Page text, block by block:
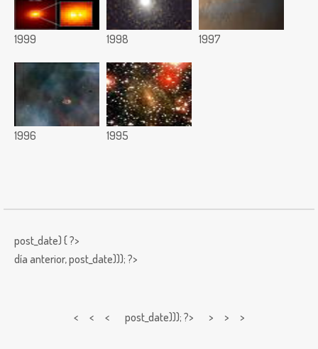
1999 1998 1997
1996 1995
post_date) { ?>
día anterior,post_date))); ?>
< < < post_date))); ?> > > >